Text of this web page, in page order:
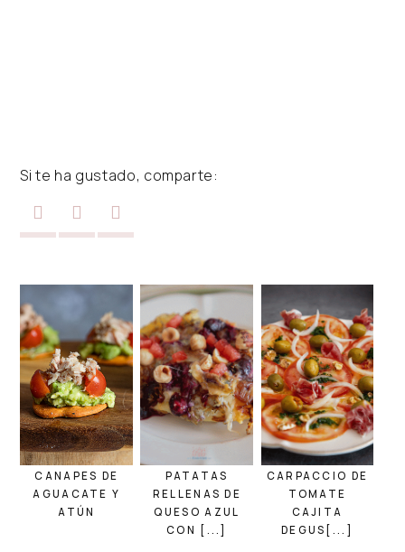
Si te ha gustado, comparte:
CANAPES DE
AGUACATE Y
ATÚN
PATATAS
RELLENAS DE
QUESO AZUL
CON [...]
CARPACCIO DE
TOMATE
CAJITA
DEGUS[...]